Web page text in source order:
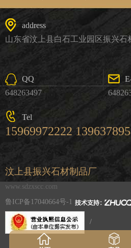
address
山东省汶上县白石工业园区振兴石
QQ
648263497
Tel
15969972222
汶上县振兴石材制品厂
www.sdzxscc.com
鲁ICP备17040664号-1
/